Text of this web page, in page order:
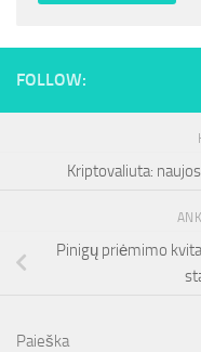
FOLLOW:
Kriptovaliuta:
Pinigų priėmimo
Paieška